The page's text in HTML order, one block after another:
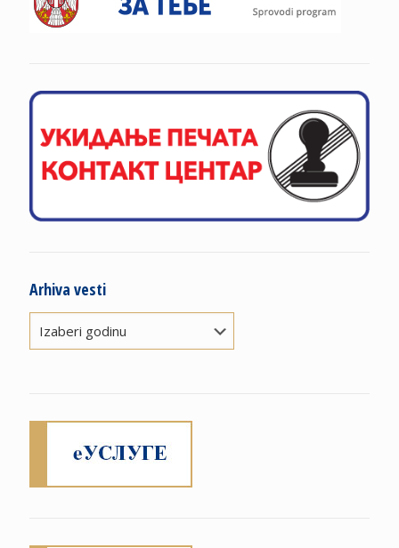
Arhiva vesti